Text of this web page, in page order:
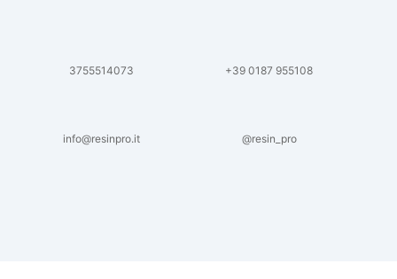
3755514073 +39 0187 955108
info@resinpro.it @resin_pro